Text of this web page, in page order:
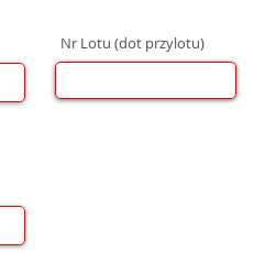
Nr Lotu (dot przylotu)